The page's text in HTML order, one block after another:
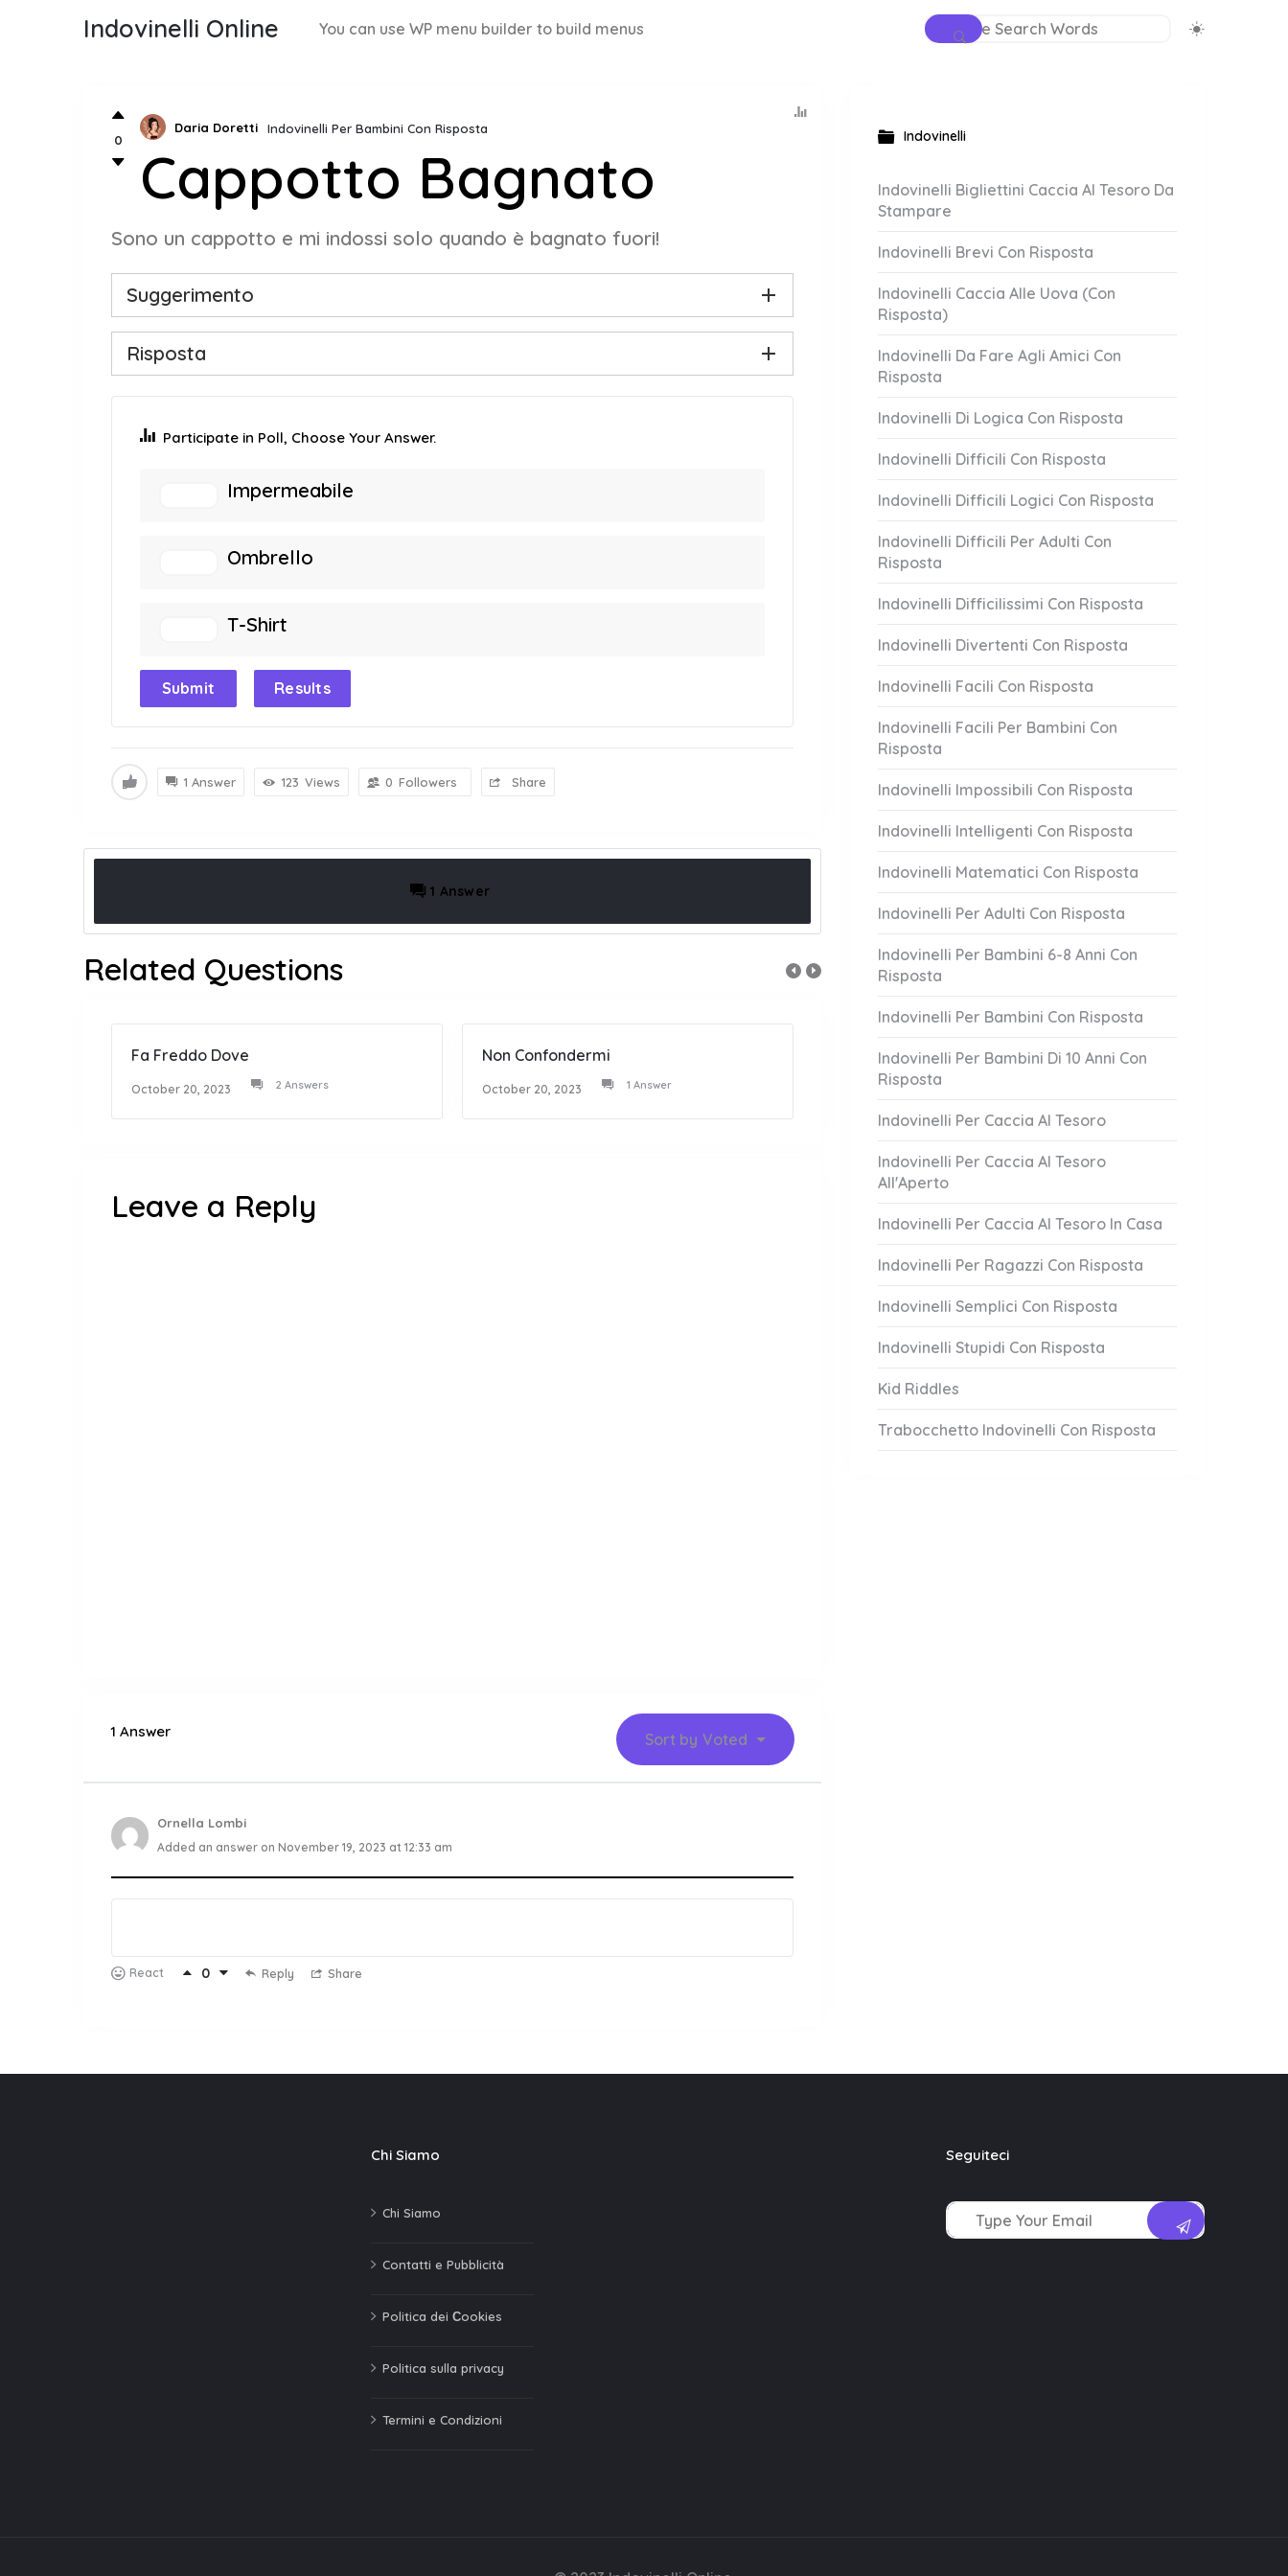
Indovinelli Online You can use WP menu builder to build menus
0
Daria Doretti Indovinelli Per Bambini Con Risposta
Cappotto Bagnato
Sono un cappotto e mi indossi solo quando è bagnato fuori!
Suggerimento
Risposta
Participate in Poll, Choose Your Answer.
Impermeabile
Ombrello
T-Shirt
Submit Results
1 Answer 123 Views 0 Followers Share
1 Answer
Related Questions
Fa Freddo Dove
October 20, 2023 2 Answers
Non Confondermi
October 20, 2023 1 Answer
Bianco Candido
October 20, 2023
Leave a Reply
1 Answer Sort by Voted
Ornella Lombi
Added an answer on November 19, 2023 at 12:33 am
React 0 Reply Share
Indovinelli
Indovinelli Bigliettini Caccia Al Tesoro Da
Stampare
Indovinelli Brevi Con Risposta
Indovinelli Caccia Alle Uova (Con
Risposta)
Indovinelli Da Fare Agli Amici Con
Risposta
Indovinelli Di Logica Con Risposta
Indovinelli Difficili Con Risposta
Indovinelli Difficili Logici Con Risposta
Indovinelli Difficili Per Adulti Con
Risposta
Indovinelli Difficilissimi Con Risposta
Indovinelli Divertenti Con Risposta
Indovinelli Facili Con Risposta
Indovinelli Facili Per Bambini Con
Risposta
Indovinelli Impossibili Con Risposta
Indovinelli Intelligenti Con Risposta
Indovinelli Matematici Con Risposta
Indovinelli Per Adulti Con Risposta
Indovinelli Per Bambini 6-8 Anni Con
Risposta
Indovinelli Per Bambini Con Risposta
Indovinelli Per Bambini Di 10 Anni Con
Risposta
Indovinelli Per Caccia Al Tesoro
Indovinelli Per Caccia Al Tesoro
All'Aperto
Indovinelli Per Caccia Al Tesoro In Casa
Indovinelli Per Ragazzi Con Risposta
Indovinelli Semplici Con Risposta
Indovinelli Stupidi Con Risposta
Kid Riddles
Trabocchetto Indovinelli Con Risposta
Chi Siamo
Chi Siamo
Contatti e Pubblicità
Politica dei Сookies
Politica sulla privacy
Termini e Condizioni
Seguiteci